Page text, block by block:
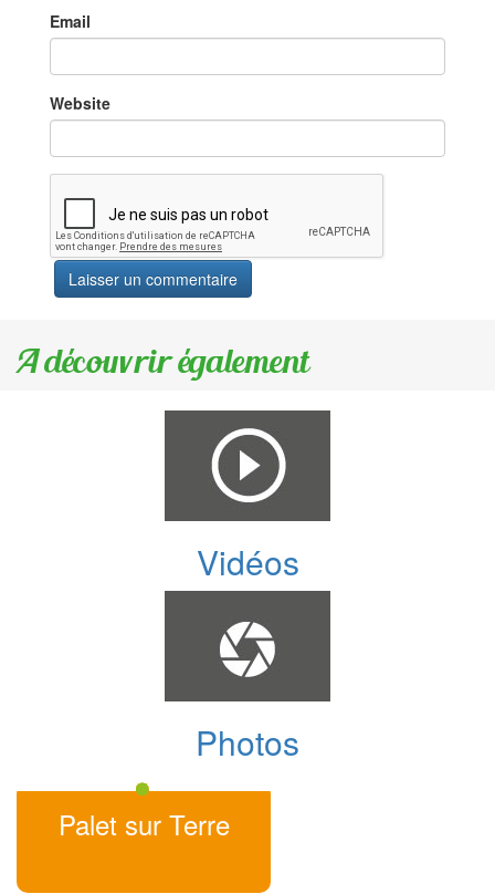
Email
Website
A découvrir également
Vidéos
Photos
Palet sur Terre